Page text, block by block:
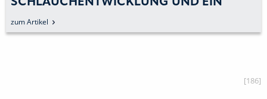
SCHLAUCHENTWICKLUNG UND EIN
BREITES DIENSTLEISTUNGSSPEKTRUM
zum Artikel
[186]